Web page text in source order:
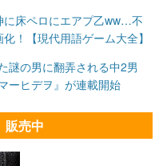
に床ペロにエアプ乙ww…不
！【現代用語ゲーム大全】
謎の男に翻弄される中2男
ヒデヲ』が連載開始
販売中